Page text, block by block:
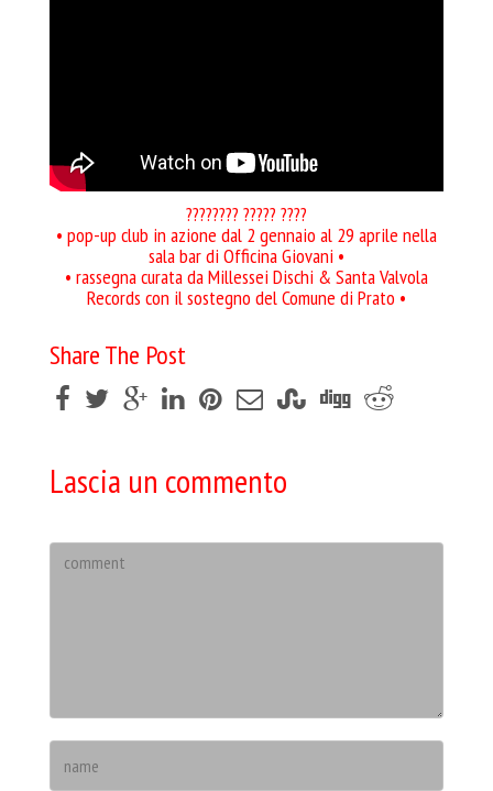
???????? ????? ????
• pop-up club in azione dal 2 gennaio al 29 aprile nella
sala bar di Officina Giovani •
• rassegna curata da Millessei Dischi & Santa Valvola
Records con il sostegno del Comune di Prato •
Share The Post
Lascia un commento